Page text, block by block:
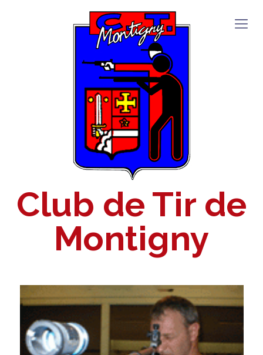
Club de Tir de
Montigny